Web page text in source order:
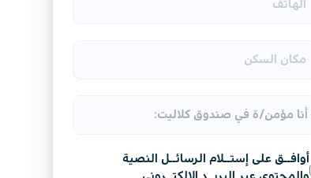
أوافــق على إستــلام الرسائــل النصية